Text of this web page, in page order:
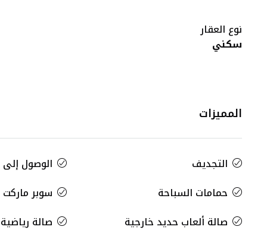
نوع العقار
سكني
المميزات
التجديف الوصول
حمامات السباحة
سوبر ماركت
صالة ألعاب حديد خارجية
صالة